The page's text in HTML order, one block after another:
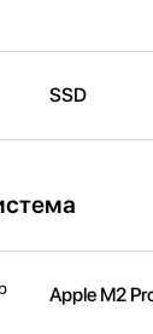
SSD
Apple M2